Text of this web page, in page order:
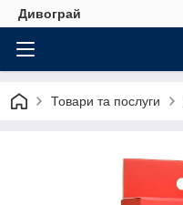
Дивограй
Товари та послуги